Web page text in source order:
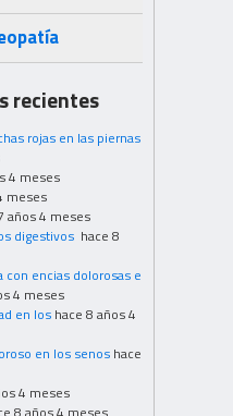
recientes
rojas en las piernas
4 meses
meses
años 4 meses
digestivos hace 8
encias dolorosas e
4 meses
en los hace 8 años 4
en los senos hace
4 meses